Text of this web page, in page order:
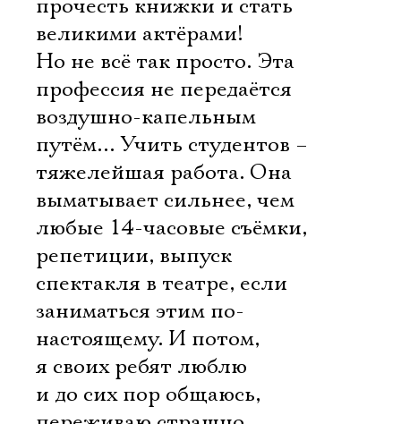
прочесть книжки и стать
великими актёрами!
Но не всё так просто. Эта
профессия не передаётся
воздушно-капельным
путём… Учить студентов –
тяжелейшая работа. Она
выматывает сильнее, чем
любые 14-часовые съёмки,
репетиции, выпуск
спектакля в театре, если
заниматься этим по-
настоящему. И потом,
я своих ребят люблю
и до сих пор общаюсь,
Электропочта